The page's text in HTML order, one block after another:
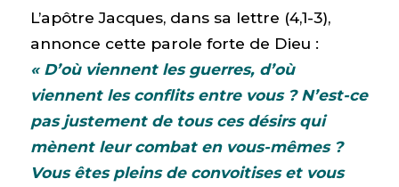
L’apôtre Jacques, dans sa lettre (4,1-3),
annonce cette parole forte de Dieu :
« D’où viennent les guerres, d’où
viennent les conflits entre vous ? N’est-ce
pas justement de tous ces désirs qui
mènent leur combat en vous-mêmes ?
Vous êtes pleins de convoitises et vous